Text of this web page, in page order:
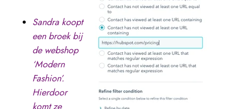
Sandra koopt
een broek bij
de webshop
‘Modern
Fashion’.
Hierdoor
komt ze